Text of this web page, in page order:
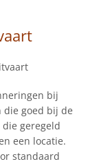
bij
die goed bij de
geregeld
een locatie.
standaard